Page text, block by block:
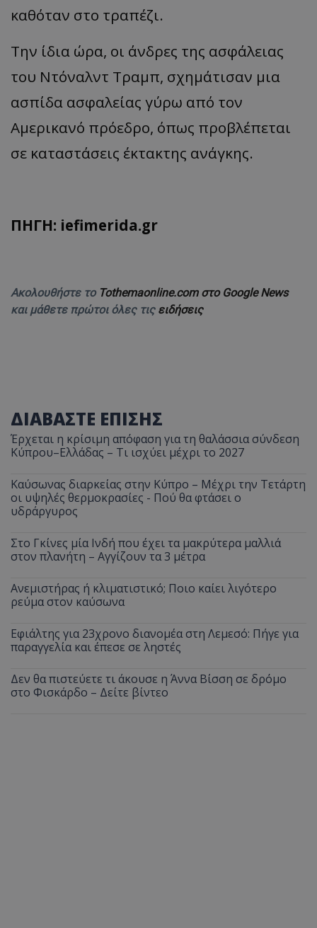
καθόταν στο τραπέζι.
Την ίδια ώρα, οι άνδρες της ασφάλειας
του Ντόναλντ Τραμπ, σχημάτισαν μια
ασπίδα ασφαλείας γύρω από τον
Αμερικανό πρόεδρο, όπως προβλέπεται
σε καταστάσεις έκτακτης ανάγκης.
ΠΗΓΗ: iefimerida.gr
Ακολουθήστε το Tothemaonline.com στο Google News
και μάθετε πρώτοι όλες τις ειδήσεις
ΔΙΑΒΑΣΤΕ ΕΠΙΣΗΣ
Έρχεται η κρίσιμη απόφαση για τη θαλάσσια σύνδεση
Κύπρου–Ελλάδας – Τι ισχύει μέχρι το 2027
Καύσωνας διαρκείας στην Κύπρο – Μέχρι την Τετάρτη
οι υψηλές θερμοκρασίες - Πού θα φτάσει ο
υδράργυρος
Στο Γκίνες μία Ινδή που έχει τα μακρύτερα μαλλιά
στον πλανήτη – Αγγίζουν τα 3 μέτρα
Ανεμιστήρας ή κλιματιστικό; Ποιο καίει λιγότερο
ρεύμα στον καύσωνα
Εφιάλτης για 23χρονο διανομέα στη Λεμεσό: Πήγε για
παραγγελία και έπεσε σε ληστές
Δεν θα πιστεύετε τι άκουσε η Άννα Βίσση σε δρόμο
στο Φισκάρδο – Δείτε βίντεο